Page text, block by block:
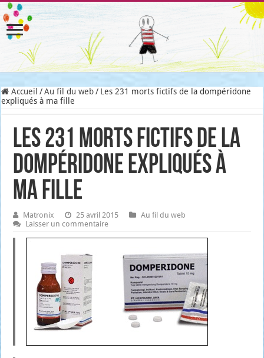
Accueil / Au fil du web / Les 231 morts fictifs de la dompéridone
expliqués à ma fille
Les 231 morts fictifs de la
dompéridone expliqués à
ma fille
Matronix 25 avril 2015
Au fil du web
Laisser un commentaire